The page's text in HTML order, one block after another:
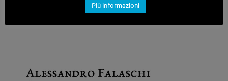
Più informazioni